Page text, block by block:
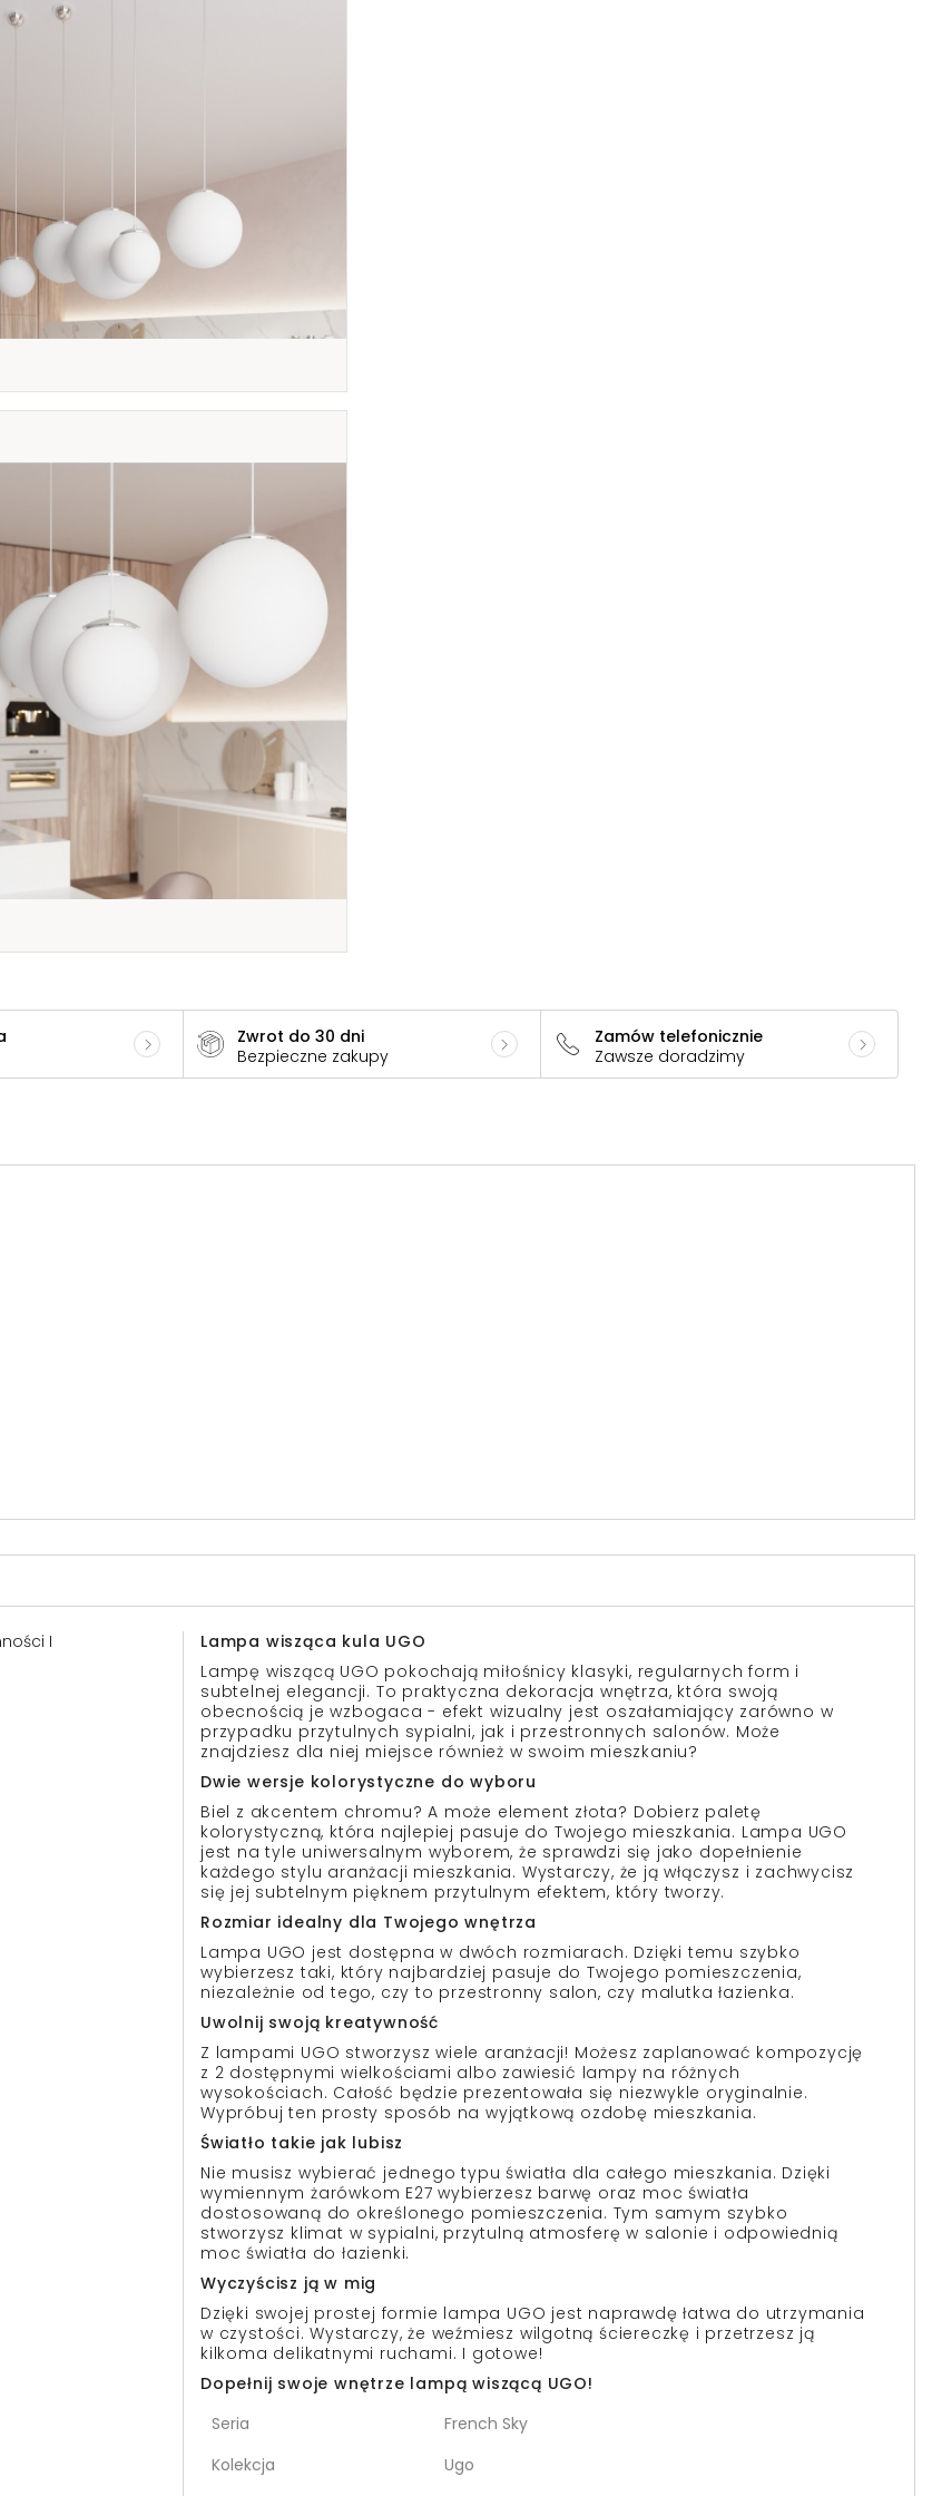
Zwrot do 30 dni
Bezpieczne zakupy
Zamów telefonicznie
Zawsze doradzimy
I
Lampa wisząca kula UGO
Lampę wiszącą UGO pokochają miłośnicy klasyki, regularnych form i
subtelnej elegancji. To praktyczna dekoracja wnętrza, która swoją
obecnością je wzbogaca - efekt wizualny jest oszałamiający zarówno w
przypadku przytulnych sypialni, jak i przestronnych salonów. Może
znajdziesz dla niej miejsce również w swoim mieszkaniu?
Dwie wersje kolorystyczne do wyboru
Biel z akcentem chromu? A może element złota? Dobierz paletę
kolorystyczną, która najlepiej pasuje do Twojego mieszkania. Lampa UGO
jest na tyle uniwersalnym wyborem, że sprawdzi się jako dopełnienie
każdego stylu aranżacji mieszkania. Wystarczy, że ją włączysz i zachwycisz
się jej subtelnym pięknem przytulnym efektem, który tworzy.
Rozmiar idealny dla Twojego wnętrza
Lampa UGO jest dostępna w dwóch rozmiarach. Dzięki temu szybko
wybierzesz taki, który najbardziej pasuje do Twojego pomieszczenia,
niezależnie od tego, czy to przestronny salon, czy malutka łazienka.
Uwolnij swoją kreatywność
Z lampami UGO stworzysz wiele aranżacji! Możesz zaplanować kompozycję
z 2 dostępnymi wielkościami albo zawiesić lampy na różnych
wysokościach. Całość będzie prezentowała się niezwykle oryginalnie.
Wypróbuj ten prosty sposób na wyjątkową ozdobę mieszkania.
Światło takie jak lubisz
Nie musisz wybierać jednego typu światła dla całego mieszkania. Dzięki
wymiennym żarówkom E27 wybierzesz barwę oraz moc światła
dostosowaną do określonego pomieszczenia. Tym samym szybko
stworzysz klimat w sypialni, przytulną atmosferę w salonie i odpowiednią
moc światła do łazienki.
Wyczyścisz ją w mig
Dzięki swojej prostej formie lampa UGO jest naprawdę łatwa do utrzymania
w czystości. Wystarczy, że weźmiesz wilgotną ściereczkę i przetrzesz ją
kilkoma delikatnymi ruchami. I gotowe!
Dopełnij swoje wnętrze lampą wiszącą UGO!
Seria
French Sky
Kolekcja
Ugo